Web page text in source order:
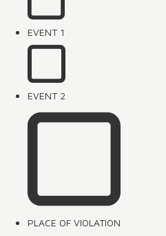
EVENT 1
EVENT 2
PLACE OF VIOLATION